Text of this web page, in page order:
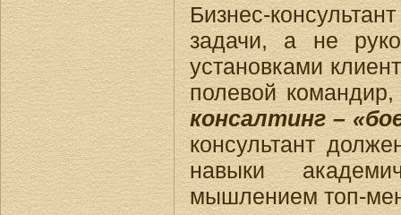
Бизнес-
задачи, а не
установками
полевой
консалтинг –
консультант
навыки
мышлением топ-